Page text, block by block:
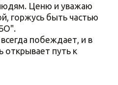
Ценю и уважаю
горжусь быть частью
побеждает, и в
открывает путь к